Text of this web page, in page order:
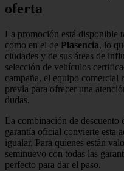
oferta
La promoción está disponible
como en el de Plasencia, lo
ciudades y de sus áreas de
selección de vehículos
campaña, el equipo comercial
previa para ofrecer una
dudas.
La combinación de
garantía oficial convierte esta
igualar. Para quienes están
seminuevo con todas las
perfecto para dar el paso.